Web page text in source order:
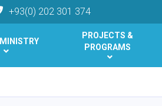
+93(0) 202 301 374
PROJECTS &
PROGRAMS